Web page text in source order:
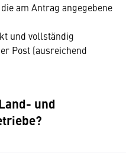
am Antrag angegebene
und vollständig
Post (ausreichend
und